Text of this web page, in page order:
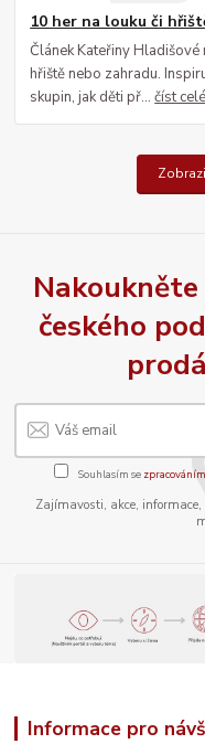
10 her na louku či
Článek Kateřiny
hřiště nebo zahradu.
skupin, jak děti př...číst celé
českého
Souhlasím se
Zajímavosti, akce, informace,
Informace pro